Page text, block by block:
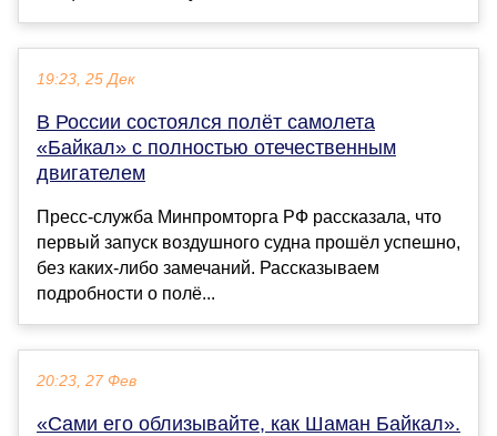
19:23, 25 Дек
В России состоялся полёт самолета
«Байкал» с полностью отечественным
двигателем
Пресс-служба Минпромторга РФ рассказала, что
первый запуск воздушного судна прошёл успешно,
без каких-либо замечаний. Рассказываем
подробности о полё...
20:23, 27 Фев
«Сами его облизывайте, как Шаман Байкал».